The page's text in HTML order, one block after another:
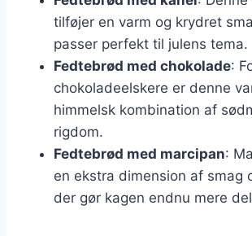
tilføjer en varm og krydret
passer perfekt til julens tema.
Fedtebrød med chokolade:
chokoladeelskere er denne
himmelsk kombination af
rigdom.
Fedtebrød med marcipan:
en ekstra dimension af smag
der gør kagen endnu mere